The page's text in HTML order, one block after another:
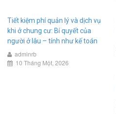
Tiết kiệm phí quản lý và dịch vụ
khi ở chung cư: Bí quyết của
người ở lâu – tính như kế toán
adminrb
10 Tháng Một, 2026